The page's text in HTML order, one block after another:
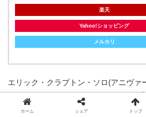
楽天
Yahoo!ショッピング
メルカリ
エリック・クラプトン・ソロ(アニヴァ
クス・エディション) エリック・クラプ
ホーム シェア トップ